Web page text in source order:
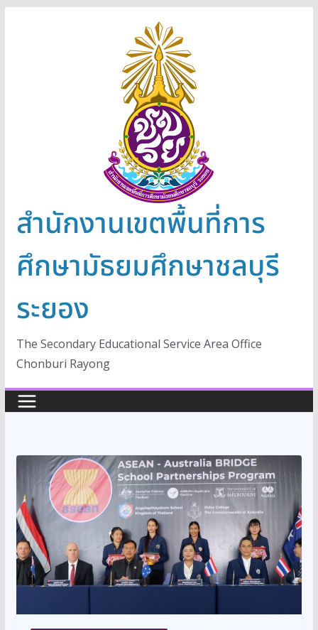
สำนักงานเขตพื้นที่การ
ศึกษามัธยมศึกษาชลบุรี
ระยอง
The Secondary Educational Service Area Office
Chonburi Rayong